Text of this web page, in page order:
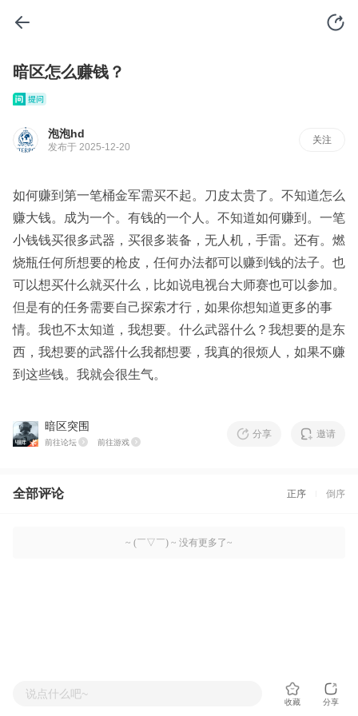
暗区怎么赚钱？
泡泡hd
发布于 2025-12-20
关注
如何赚到第一笔桶金军需买不起。刀皮太贵了。不知道怎么
赚大钱。成为一个。有钱的一个人。不知道如何赚到。一笔
小钱钱买很多武器，买很多装备，无人机，手雷。还有。燃
烧瓶任何所想要的枪皮，任何办法都可以赚到钱的法子。也
可以想买什么就买什么，比如说电视台大师赛也可以参加。
但是有的任务需要自己探索才行，如果你想知道更多的事
情。我也不太知道，我想要。什么武器什么？我想要的是东
西，我想要的武器什么我都想要，我真的很烦人，如果不赚
到这些钱。我就会很生气。
暗区突围
前往论坛 前往游戏
分享 邀请
全部评论 正序 倒序
~ (￣▽￣) ~ 没有更多了~
说点什么吧~
收藏 分享